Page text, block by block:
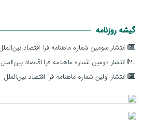
گیشه روزنامه
انتشار سومین شماره ماهنامه فرا اقتصاد بین‌الملل –
انتشار دومین شماره ماهنامه فرا اقتصاد بین‌الملل –
انتشار اولین شماره ماهنامه فرا اقتصاد بین‌الملل –